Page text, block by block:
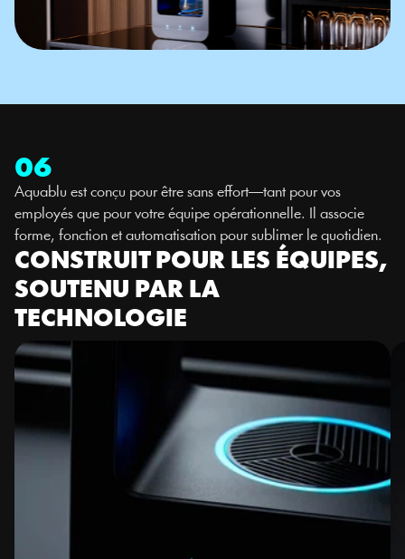
CONSTRUIT POUR LES ÉQUIPES,
SOUTENU PAR LA
TECHNOLOGIE
Aquablu est conçu pour être sans effort—tant pour vos
employés que pour votre équipe opérationnelle. Il associe
forme, fonction et automatisation pour sublimer le quotidien.
06